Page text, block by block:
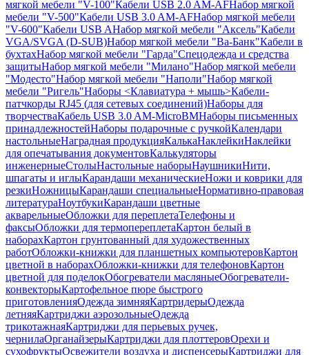
мягкой мебели "V-100"Кабели USB 2.0 AM-AFНабор мягкой
мебели "V-500"Кабели USB 3.0 AM-AFНабор мягкой мебели
"V-600"Кабели USB AНабор мягкой мебели "Аксель"Кабели
VGA/SVGA (D-SUB)Набор мягкой мебели "Ва-Банк"Кабели в
бухтахНабор мягкой мебели "Гарда"Спецодежда и средства
защитыНабор мягкой мебели "Милано"Набор мягкой мебели
"Модесто"Набор мягкой мебели "Наполи"Набор мягкой
мебели "Ригель"Наборы <Клавиатура + мышь>Кабели-
патчкорды RJ45 (для сетевых соединений)Наборы для
творчестваКабель USB 3.0 AM-MicroBMНаборы письменных
принадлежностейНаборы подарочные с ручкойКалендари
настольныеНаградная продукцияКалькаНаклейкиНаклейки
для опечатывания документовКалькуляторы
инженерныеСтолыНастольные наборыНаушникиНити,
шпагаты и иглыКарандаши механическиеНожи и коврики для
резкиНожницыКарандаши специальныеНормативно-правовая
литератураНоутбукиКарандаши цветные
акварельныеОбложки для переплетаТелефоны и
факсыОбложки для термопереплетаКартон белый в
наборахКартон грунтованный для художественных
работОбложки-книжки для планшетных компьютеровКартон
цветной в наборахОбложки-книжки для телефоновКартон
цветной для поделокОбогреватели масляныеОбогреватели-
конвекторыКартофельное пюре быстрого
приготовленияОдежда зимняяКартридерыОдежда
летняяКартриджи аэрозольныеОдежда
трикотажнаяКартриджи для перьевых ручек,
чернилаОрганайзерыКартриджи для плоттеровОрехи и
сухофруктыОсвежители воздуха и диспенсерыКартриджи для